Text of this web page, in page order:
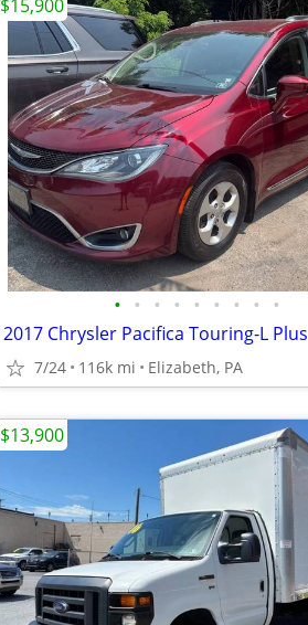
• • • • • • • • •
2017 Chrysler Pacifica Touring-L Plus
7/24 116k mi Elizabeth, PA
$15,900
$13,900